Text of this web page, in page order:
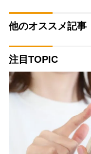
他のオススメ記事
注目TOPIC